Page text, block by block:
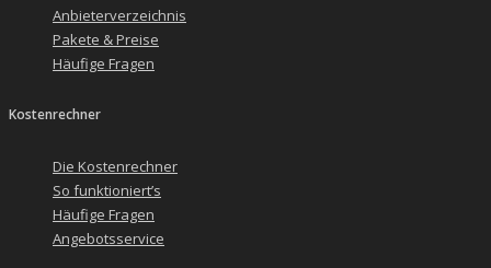
Anbieterverzeichnis
Pakete & Preise
Häufige Fragen
Kostenrechner
Die Kostenrechner
So funktioniert’s
Häufige Fragen
Angebotsservice